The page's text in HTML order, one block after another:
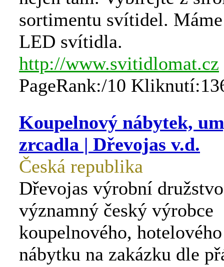
sortimentu svítidel.
LED svítidla.
http://www.svitidlomat.cz
PageRank:/10
Koupelnový nábytek,
zrcadla | Dřevojas v.d.
Česká republika
Dřevojas výrobní
významný český výrobce
koupelnového,
nábytku na zakázku dle